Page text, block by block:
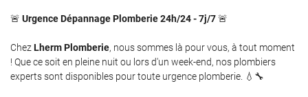
 Code Captcha
🚨 Urgence Dépannage Plomberie 24h/24 - 7j/7🚨
Chez Lherm Plomberie, nous sommes là pour vous, à tout moment
! Que ce soit en pleine nuit ou lors d'un week-end, nos plombiers
experts sont disponibles pour toute urgence plomberie. 💧🔧